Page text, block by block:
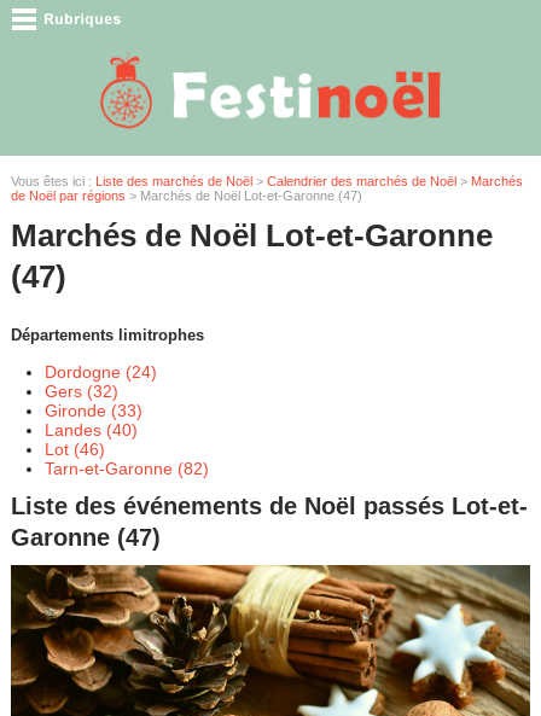
Vous êtes ici : Liste des marchés de Noël> Calendrier des marchés de Noël> Marchés
de Noël par régions > Marchés de Noël Lot-et-Garonne (47)
Marchés de Noël Lot-et-Garonne
(47)
Départements limitrophes
Dordogne (24)
Gers (32)
Gironde (33)
Landes (40)
Lot (46)
Tarn-et-Garonne (82)
Liste des événements de Noël passés Lot-et-
Garonne (47)